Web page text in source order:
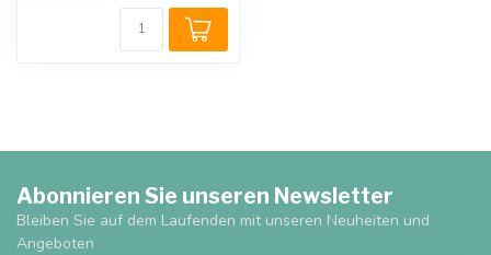
Abonnieren Sie unseren Newsletter
Bleiben Sie auf dem Laufenden mit unseren Neuheiten und
Angeboten